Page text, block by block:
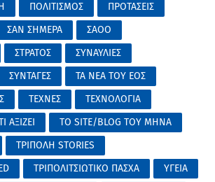
ΠΟΛΙΤΙΣΜΟΣ
ΠΡΟΤΑΣΕΙΣ
ΣΑΝ ΣΗΜΕΡΑ
ΣΑΟΟ
ΣΤΡΑΤΟΣ
ΣΥΝΑΥΛΙΕΣ
ΣΥΝΤΑΓΕΣ
ΤΑ ΝΕΑ ΤΟΥ ΕΟΣ
ΤΕΧΝΕΣ
ΤΕΧΝΟΛΟΓΙΑ
ΑΞΙΖΕΙ
ΤΟ SITE/BLOG ΤΟΥ ΜΗΝΑ
ΤΡΙΠΟΛΗ STORIES
ΤΡΙΠΟΛΙΤΣΙΩΤΙΚΟ ΠΑΣΧΑ
ΥΓΕΙΑ